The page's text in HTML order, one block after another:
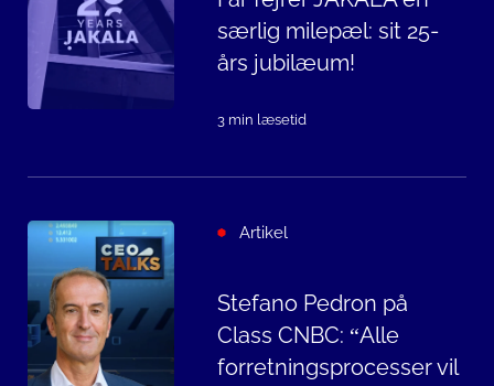
særlig milepæl: sit 25-
års jubilæum!
3 min læsetid
Artikel
Stefano Pedron på
Class CNBC: “Alle
forretningsprocesser vil